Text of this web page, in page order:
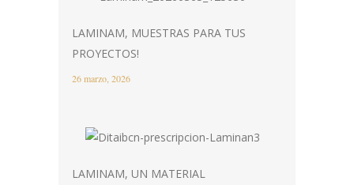
LAMINAM, MUESTRAS PARA TUS
PROYECTOS!
26 marzo, 2026
LAMINAM, UN MATERIAL